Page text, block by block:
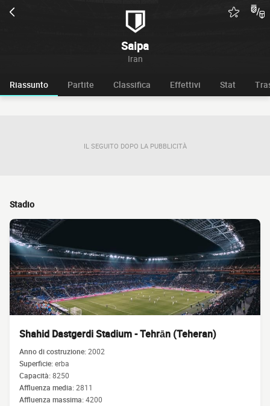
Saipa
Iran
Riassunto Partite Classifica Effettivi Stat
IL SEGUITO DOPO LA PUBBLICITÀ
Stadio
Shahid Dastgerdi Stadium - Tehrān (Teheran)
Anno di costruzione:2002
Superficie:erba
Capacità:8250
Affluenza media:2811
Affluenza massima:4200